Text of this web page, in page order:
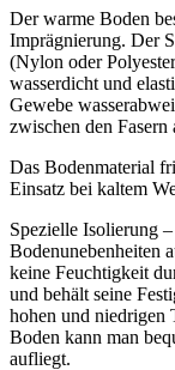
Der warme Boden
Imprägnierung. Der
(Nylon oder
wasserdicht und
Gewebe
zwischen den Fasern
Das Bodenmaterial
Einsatz bei kaltem
Spezielle Isolierung
Bodenunebenheiten
keine Feuchtigkeit
und behält seine
hohen und niedrigen
Boden kann man
aufliegt.